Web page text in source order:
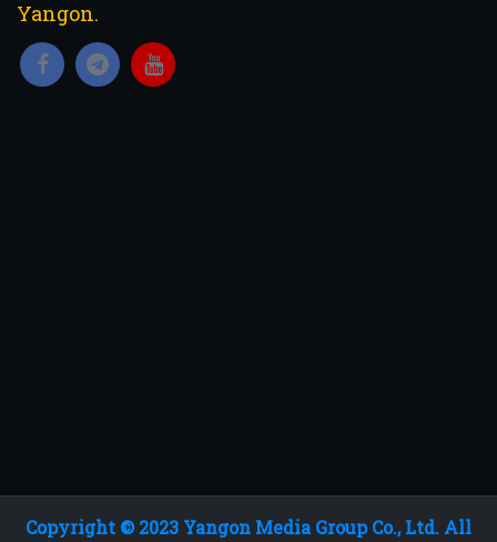
Yangon.
Copyright © 2023 Yangon Media Group Co., Ltd. All